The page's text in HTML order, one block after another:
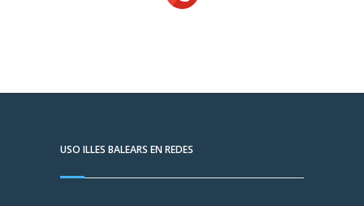
USO ILLES BALEARS EN REDES